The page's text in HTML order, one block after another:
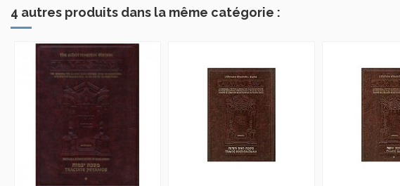
4 autres produits dans la même catégorie :